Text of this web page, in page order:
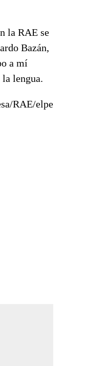
la RAE se
Bazán,
a mí
lengua.
RAE/elpepucul/